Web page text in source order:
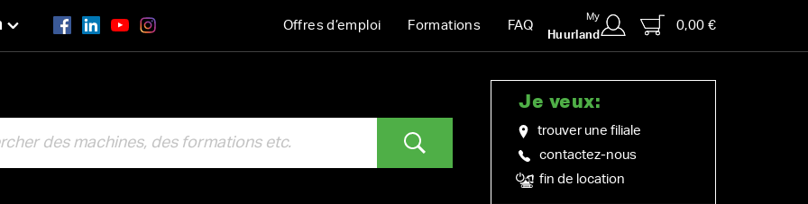
Offres d’emploi Formations FAQ
My
Huurland
0,00 €
Je veux:
trouver une filiale
contactez-nous
fin de location